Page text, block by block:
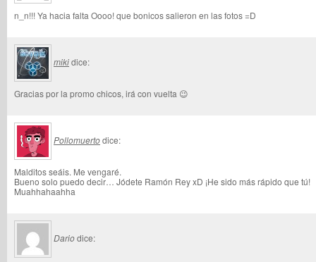
n_n!!! Ya hacia falta Oooo! que bonicos salieron en las fotos =D
mikidice:
Gracias por la promo chicos, irá con vuelta 😉
Pollomuertodice:
Malditos seáis. Me vengaré.
Bueno solo puedo decir… Jódete Ramón Rey xD ¡He sido más rápido que tú!
Muahhahaahha
Dariodice: